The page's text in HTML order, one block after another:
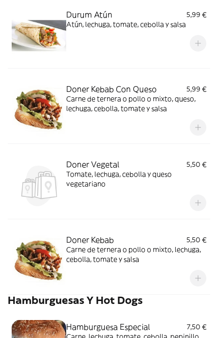
Durum Atún
5,99 €
Atún, lechuga, tomate, cebolla y salsa
Doner Kebab Con Queso
5,99 €
Carne de ternera o pollo o mixto, queso,
lechuga, cebolla, tomate y salsa
Doner Vegetal
5,50 €
Tomate, lechuga, cebolla y queso
vegetariano
Doner Kebab
5,50 €
Carne de ternera o pollo o mixto, lechuga,
cebolla, tomate y salsa
Hamburguesas Y Hot Dogs
Hamburguesa Especial
7,50 €